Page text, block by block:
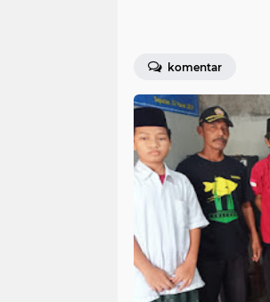
komentar